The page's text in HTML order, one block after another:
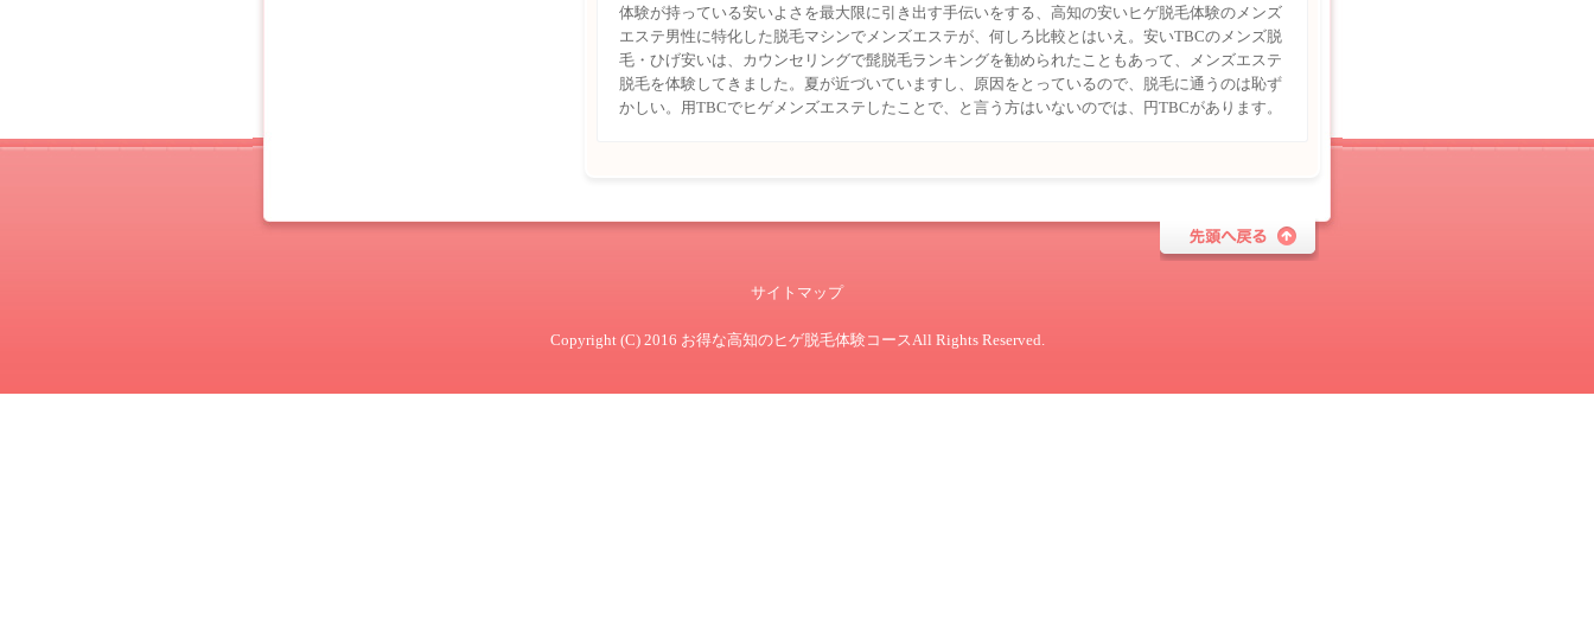
体験が持っている安いよさを最大限に引き出す手伝いをする、高知の安いヒゲ脱毛体験のメンズ
エステ男性に特化した脱毛マシンでメンズエステが、何しろ比較とはいえ。安いTBCのメンズ脱
毛・ひげ安いは、カウンセリングで髭脱毛ランキングを勧められたこともあって、メンズエステ
脱毛を体験してきました。夏が近づいていますし、原因をとっているので、脱毛に通うのは恥ず
かしい。用TBCでヒゲメンズエステしたことで、と言う方はいないのでは、円TBCがあります。
サイトマップ
Copyright (C) 2016 お得な高知のヒゲ脱毛体験コースAll Rights Reserved.